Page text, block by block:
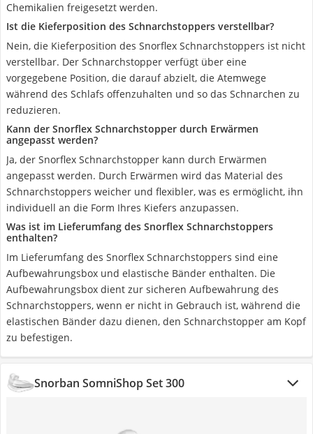
Chemikalien freigesetzt werden.
Ist die Kieferposition des Schnarchstoppers verstellbar?
Nein, die Kieferposition des Snorflex Schnarchstoppers ist nicht
verstellbar. Der Schnarchstopper verfügt über eine
vorgegebene Position, die darauf abzielt, die Atemwege
während des Schlafs offenzuhalten und so das Schnarchen zu
reduzieren.
Kann der Snorflex Schnarchstopper durch Erwärmen
angepasst werden?
Ja, der Snorflex Schnarchstopper kann durch Erwärmen
angepasst werden. Durch Erwärmen wird das Material des
Schnarchstoppers weicher und flexibler, was es ermöglicht, ihn
individuell an die Form Ihres Kiefers anzupassen.
Was ist im Lieferumfang des Snorflex Schnarchstoppers
enthalten?
Im Lieferumfang des Snorflex Schnarchstoppers sind eine
Aufbewahrungsbox und elastische Bänder enthalten. Die
Aufbewahrungsbox dient zur sicheren Aufbewahrung des
Schnarchstoppers, wenn er nicht in Gebrauch ist, während die
elastischen Bänder dazu dienen, den Schnarchstopper am Kopf
zu befestigen.
Snorban SomniShop Set 300